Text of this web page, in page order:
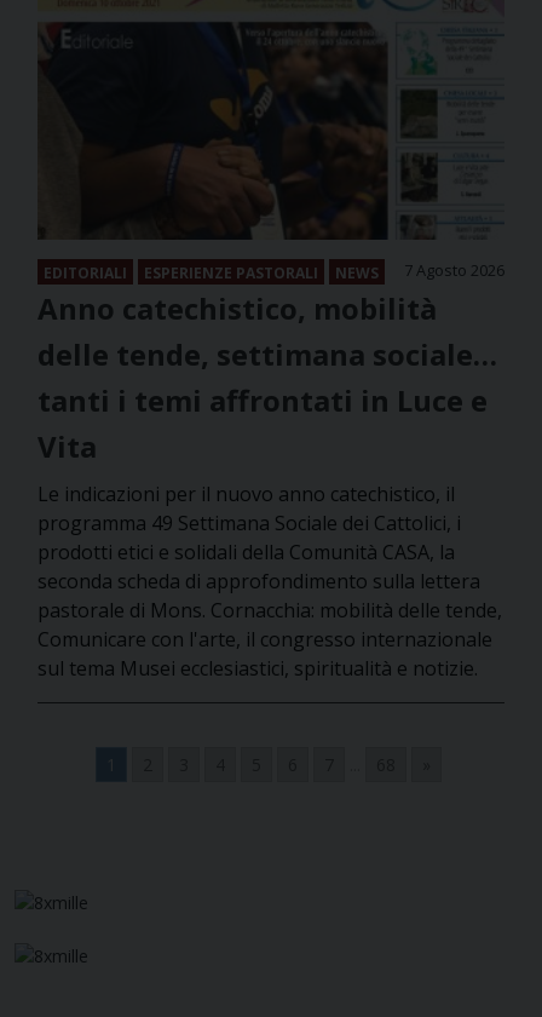
EDITORIALI ESPERIENZE PASTORALI NEWS 7 Agosto 2026
Anno catechistico, mobilità
delle tende, settimana sociale…
tanti i temi affrontati in Luce e
Vita
Le indicazioni per il nuovo anno catechistico, il
programma 49 Settimana Sociale dei Cattolici, i
prodotti etici e solidali della Comunità CASA, la
seconda scheda di approfondimento sulla lettera
pastorale di Mons. Cornacchia: mobilità delle tende,
Comunicare con l'arte, il congresso internazionale
sul tema Musei ecclesiastici, spiritualità e notizie.
1